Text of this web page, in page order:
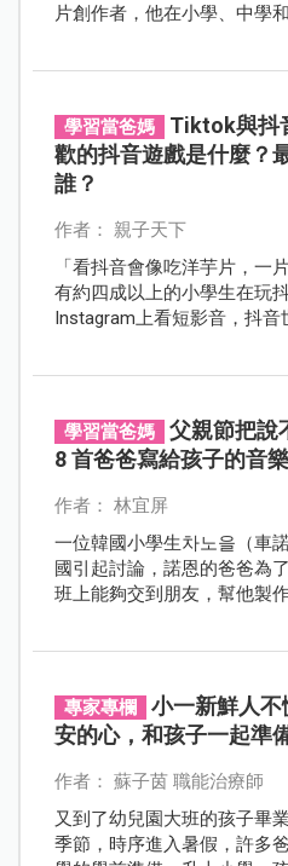
片創作者，他在小學、中學
學習當爸媽
Tiktok與抖
歡的抖音遊戲是什麼？
誰？
作者： 親子天下
「看抖音會像吃洋芋片，一
有約四成以上的小學生在玩
Instagram上看短影音，抖
學習當爸媽
父親節把說
8 首爸爸寫給孩子的音
作者： 林宜屏
一位韓國小學生차노을（車
國引起討論，諾恩的爸爸為
班上能夠交到朋友，幫他製作和
專家專欄
小一新鮮人
安的心，和孩子一起準
作者： 蘇子茵 職能治療師
又到了幼兒園大班的孩子畢
季節，時序進入暑假，許多